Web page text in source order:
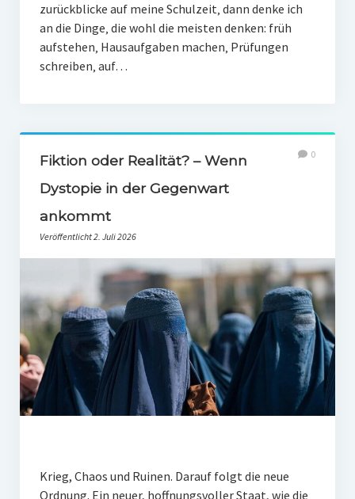
Gesellschaft & Medien
Infografik-Themengarten
Künstliche Intelligenz
Wasserknappheit in Deutschland
Klimaneutrales Tanken
Zukunft der Bildung
Vom Trend zur Tonne
zurückblicke auf meine Schulzeit‚ dann denke ich
an die Dinge‚ die wohl die meisten denken: früh
aufstehen‚ Hausaufgaben machen‚ Prüfungen
schreiben‚ auf…
Fiktion oder Realität? – Wenn
Dystopie in der Gegenwart
ankommt
Veröffentlicht 2. Juli 2026
0
Krieg, Chaos und Ruinen. Darauf folgt die neue
Ordnung. Ein neuer, hoffnungsvoller Staat, wie die